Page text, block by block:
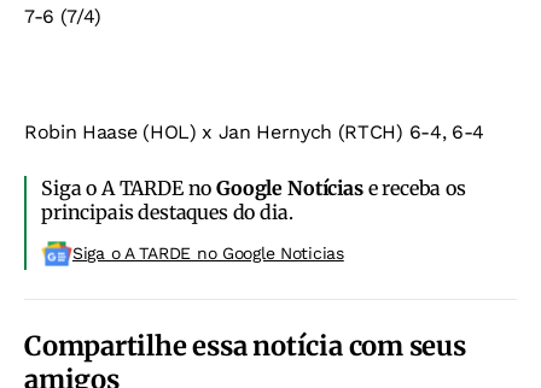
7-6 (7/4)
Robin Haase (HOL) x Jan Hernych (RTCH) 6-4, 6-4
Siga o A TARDE noGoogle Notíciase receba os
principais destaques do dia.
Siga o A TARDE no Google Noticias
Compartilhe essa notícia com seus
amigos